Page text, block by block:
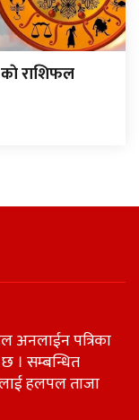
राशिफल
अनलाईन पत्रिका
। सम्बन्धित
हलपल ताजा